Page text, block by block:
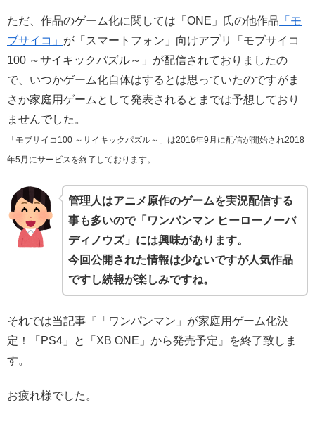
ただ、作品のゲーム化に関しては「ONE」氏の他作品 「モ
ブサイコ」 が「スマートフォン」向けアプリ「モブサイコ
100 ～サイキックパズル～」が配信されておりましたの
で、いつかゲーム化自体はするとは思っていたのですがま
さか家庭用ゲームとして発表されるとまでは予想しており
ませんでした。
「モブサイコ100 ～サイキックパズル～」は2016年9月に配信が開始され2018
年5月にサービスを終了しております。
管理人はアニメ原作のゲームを実況配信する
事も多いので「ワンパンマン ヒーローノーバ
ディノウズ」には興味があります。
今回公開された情報は少ないですが人気作品
ですし続報が楽しみですね。
それでは当記事『「ワンパンマン」が家庭用ゲーム化決
定！「PS4」と「XB ONE」から発売予定』を終了致しま
す。
お疲れ様でした。